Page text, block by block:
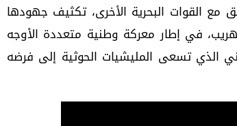
مع القوات البحرية الأخرى، تكثيف جهودها
في إطار معركة وطنية متعددة الأوجه
الذي تسعى المليشيات الحوثية إلى فرضه